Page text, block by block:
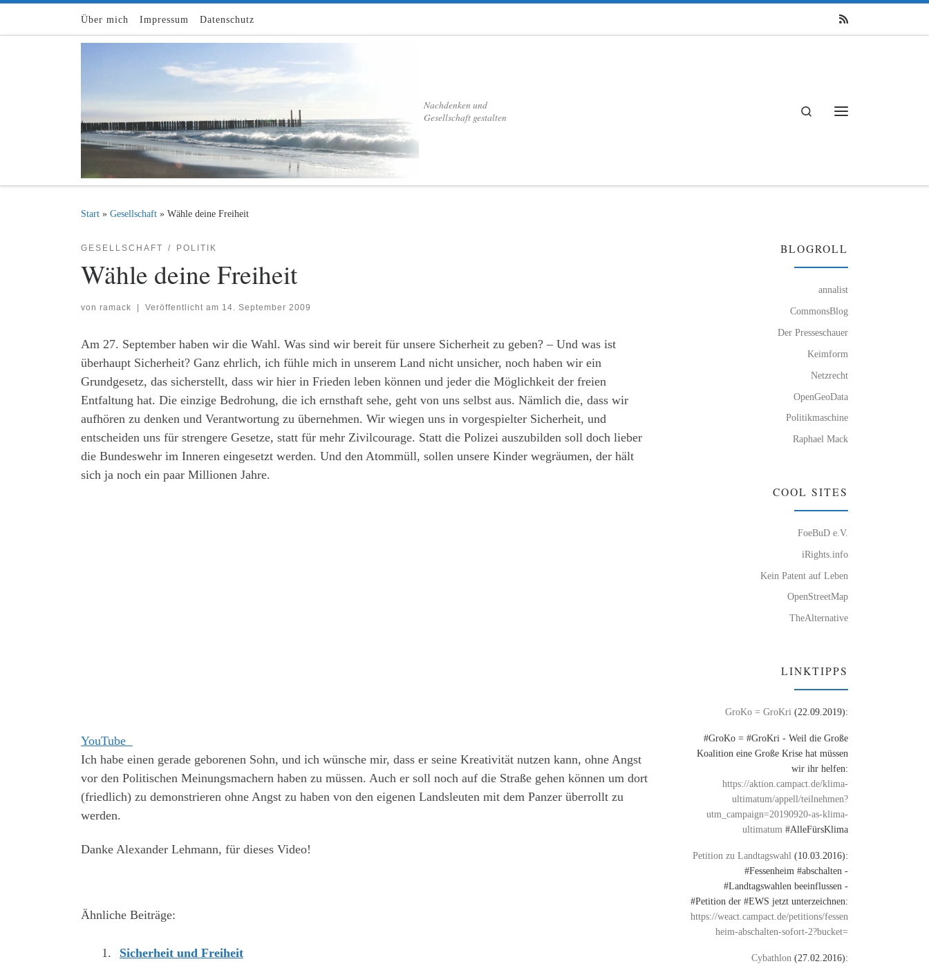
Zum Inhalt springen
Über mich Impressum Datenschutz
Nachdenken und
Gesellschaft gestalten
Search
Start » Gesellschaft » Wähle deine Freiheit
GESELLSCHAFT POLITIK
Wähle deine Freiheit
von ramack | Veröffentlicht am 14. September 2009
Am 27. September haben wir die Wahl. Was sind wir bereit für unsere Sicherheit zu geben? – Und was ist
überhaupt Sicherheit? Ganz ehrlich, ich fühle mich in unserem Land nicht unsicher, noch haben wir ein
Grundgesetz, das sicherstellt, dass wir hier in Frieden leben können und jeder die Möglichkeit der freien
Entfaltung hat. Die einzige Bedrohung, die ich ernsthaft sehe, geht von uns selbst aus. Nämlich die, dass wir
aufhören zu denken und Verantwortung zu übernehmen. Wir wiegen uns in vorgespielter Sicherheit, und
entscheiden uns für strengere Gesetze, statt für mehr Zivilcourage. Statt die Polizei auszubilden soll doch lieber
die Bundeswehr im Inneren eingesetzt werden. Und den Atommüll, sollen unsere Kinder wegräumen, der hält
sich ja noch ein paar Millionen Jahre.
YouTube
Ich habe einen gerade geborenen Sohn, und ich wünsche mir, dass er seine Kreativität nutzen kann, ohne Angst
vor den Politischen Meinungsmachern haben zu müssen. Auch er soll noch auf die Straße gehen können um dort
(friedlich) zu demonstrieren ohne Angst zu haben von den eigenen Landsleuten mit dem Panzer überrollt zu
werden.
Danke Alexander Lehmann, für dieses Video!
Ähnliche Beiträge:
Sicherheit und Freiheit
BLOGROLL
annalist
CommonsBlog
Der Presseschauer
Keimform
Netzrecht
OpenGeoData
Politikmaschine
Raphael Mack
COOL SITES
FoeBuD e.V.
iRights.info
Kein Patent auf Leben
OpenStreetMap
TheAlternative
LINKTIPPS
GroKo = GroKri (22.09.2019):
#GroKo = #GroKri - Weil die Große
Koalition eine Große Krise hat müssen
wir ihr helfen:
https://aktion.campact.de/klima-
ultimatum/appell/teilnehmen?
utm_campaign=20190920-as-klima-
ultimatum #AlleFürsKlima
Petition zu Landtagswahl (10.03.2016):
#Fessenheim #abschalten -
#Landtagswahlen beeinflussen -
#Petition der #EWS jetzt unterzeichnen:
https://weact.campact.de/petitions/fessen
heim-abschalten-sofort-2?bucket=
Cybathlon (27.02.2016):